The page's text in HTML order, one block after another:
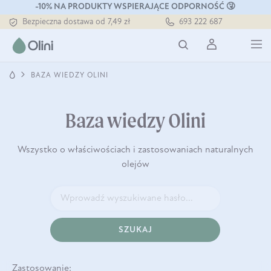
-10% NA PRODUKTY WSPIERAJĄCE ODPORNOŚĆ 🤧
Tłoczony zawsze na zimno
Bezpieczna dostawa od 7,49 zł
Darmowa dostawa od 199 zł
Tłoczony zawsze na zimno
693 222 687
BAZA WIEDZY OLINI
Baza wiedzy Olini
Wszystko o właściwościach i zastosowaniach naturalnych
olejów
SZUKAJ
Zastosowanie: